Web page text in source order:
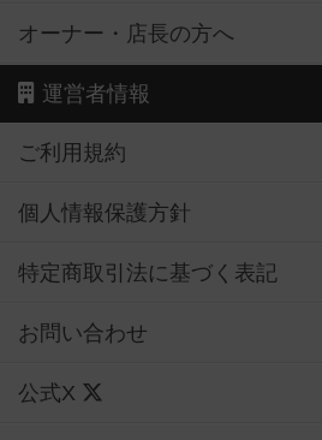
オーナー・店長の方へ
運営者情報
ご利用規約
個人情報保護方針
特定商取引法に基づく表記
お問い合わせ
公式X